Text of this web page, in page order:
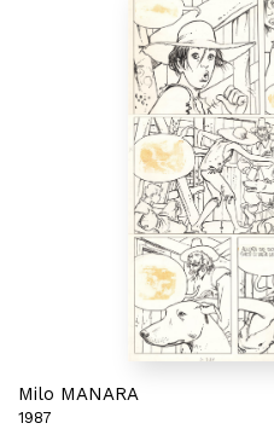
Milo MANARA
1987